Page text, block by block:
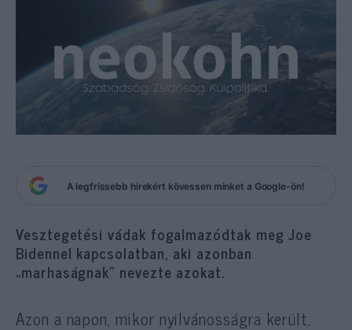
A legfrissebb hírekért kövessen minket a Google-ön!
Vesztegetési vádak fogalmazódtak meg Joe
Bidennel kapcsolatban, aki azonban
„marhaságnak” nevezte azokat.
Azon a napon, mikor nyilvánosságra került,